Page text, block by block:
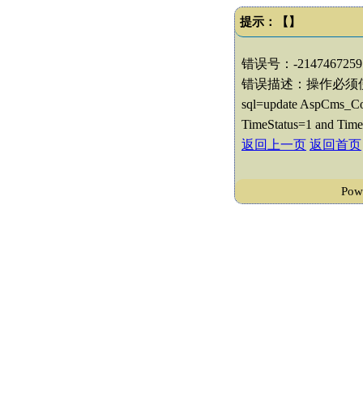
提示：【】
错误号：-2147467259
错误描述：操作必须
sql=update
TimeStatus=1 and
返回上一页 返回首页